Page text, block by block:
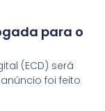
para o
(ECD) será
foi feito